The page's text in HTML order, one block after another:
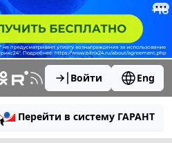
Войти Eng
Перейти в систему ГАРАНТ